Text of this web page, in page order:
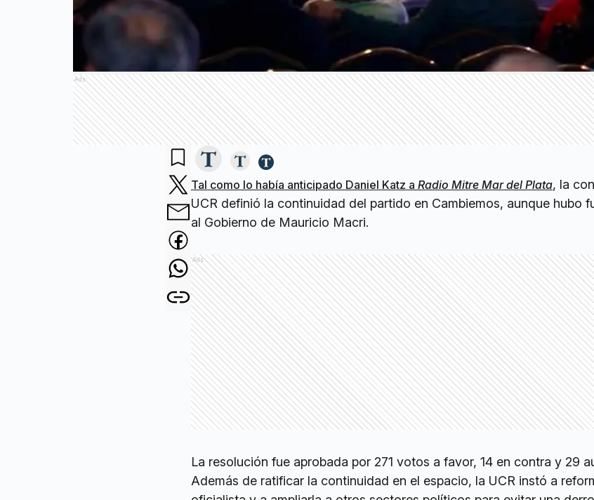
Ads
Tal como lo había anticipado Daniel Katz a Radio Mitre Mar del Plata, la
UCR definió la continuidad del partido en Cambiemos, aunque hubo
al Gobierno de Mauricio Macri.
Ads
La resolución fue aprobada por 271 votos a favor, 14 en contra y 29
Además de ratificar la continuidad en el espacio, la UCR instó a